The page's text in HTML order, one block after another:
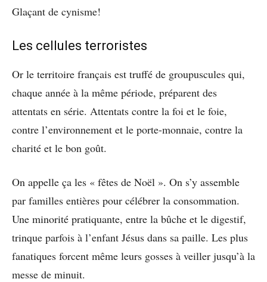
Glaçant de cynisme!
Les cellules terroristes
Or le territoire français est truffé de groupuscules qui,
chaque année à la même période, préparent des
attentats en série. Attentats contre la foi et le foie,
contre l’environnement et le porte-monnaie, contre la
charité et le bon goût.
On appelle ça les « fêtes de Noël ». On s’y assemble
par familles entières pour célébrer la consommation.
Une minorité pratiquante, entre la bûche et le digestif,
trinque parfois à l’enfant Jésus dans sa paille. Les plus
fanatiques forcent même leurs gosses à veiller jusqu’à la
messe de minuit.